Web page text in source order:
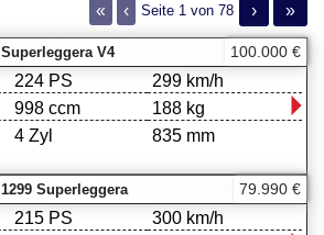
« ‹ Seite 1 von 78 › »
Superleggera V4 100.000 €
224 PS
998 ccm
4 Zyl
299 km/h
188 kg
835 mm
1299 Superleggera 79.990 €
215 PS
300 km/h